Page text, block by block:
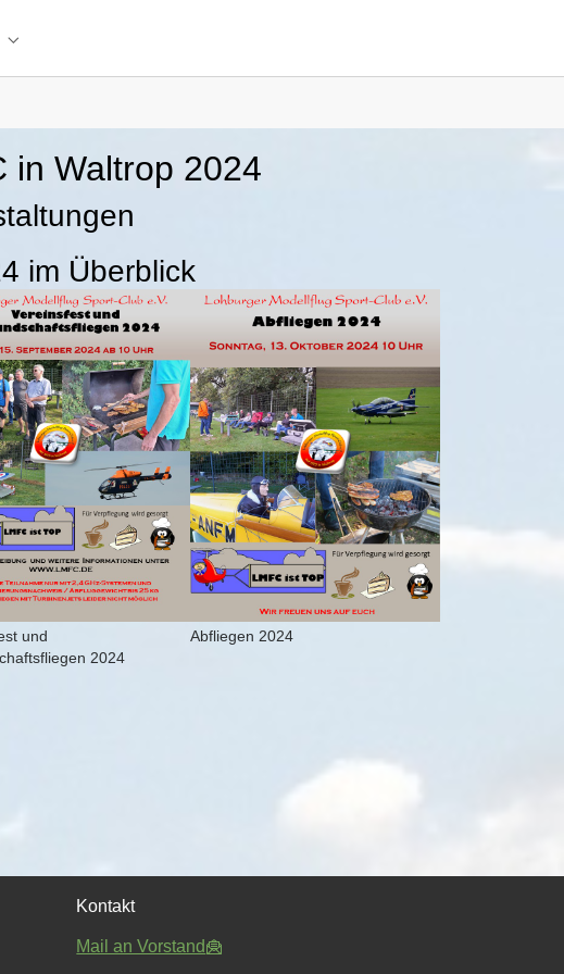
Submenu for "Allgemein"
in Waltrop 2024
und
2024
Abfliegen 2024
im Überblick
Kontakt
Mail an Vorstand